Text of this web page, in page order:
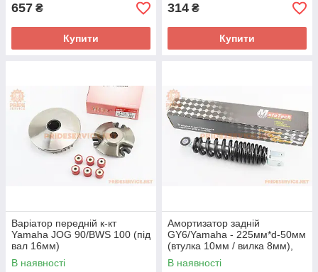
657 ₴
Купити
314 ₴
Купити
Варіатор передній к-кт
Yamaha JOG 90/BWS 100 (під
вал 16мм)
В наявності
Амортизатор задній
GY6/Yamaha - 225мм*d-50мм
(втулка 10мм / вилка 8мм),
чорний
В наявності